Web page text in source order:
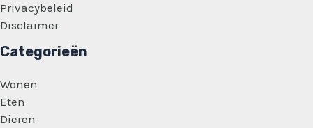
Privacybeleid
Disclaimer
Categorieën
Wonen
Eten
Dieren